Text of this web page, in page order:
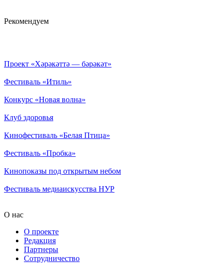
Рекомендуем
Проект «Хәрәкәттә — бәрәкәт»
Фестиваль «Итиль»
Конкурс «Новая волна»
Клуб здоровья
Кинофестиваль «Белая Птица»
Фестиваль «Пробка»
Кинопоказы под открытым небом
Фестиваль медиаискусства НУР
О нас
О проекте
Редакция
Партнеры
Сотрудничество